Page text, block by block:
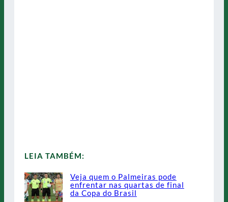
LEIA TAMBÉM:
Veja quem o Palmeiras pode
enfrentar nas quartas de final
da Copa do Brasil